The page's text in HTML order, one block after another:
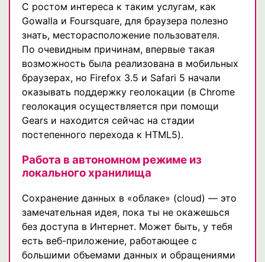
С ростом интереса к таким услугам, как
Gowalla и Foursquare, для браузера полезно
знать, месторасположение пользователя.
По очевидным причинам, впервые такая
возможность была реализована в мобильных
браузерах, но Firefox 3.5 и Safari 5 начали
оказывать поддержку геолокации (в Chrome
геолокация осуществляется при помощи
Gears и находится сейчас на стадии
постепенного перехода к HTML5).
Работа в автономном режиме из
локального хранилища
Сохранение данных в «облаке» (cloud) — это
замечательная идея, пока ты не окажешься
без доступа в Интернет. Может быть, у тебя
есть веб-приложение, работающее с
большими объемами данных и обращениями